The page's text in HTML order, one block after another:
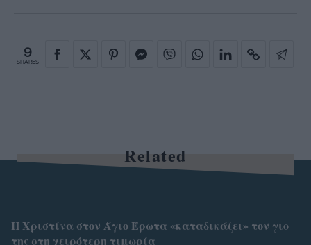
9
SHARES
Related
Η Χριστίνα στον Άγιο Έρωτα «καταδικάζει» τον γιο
της στη χειρότερη τιμωρία